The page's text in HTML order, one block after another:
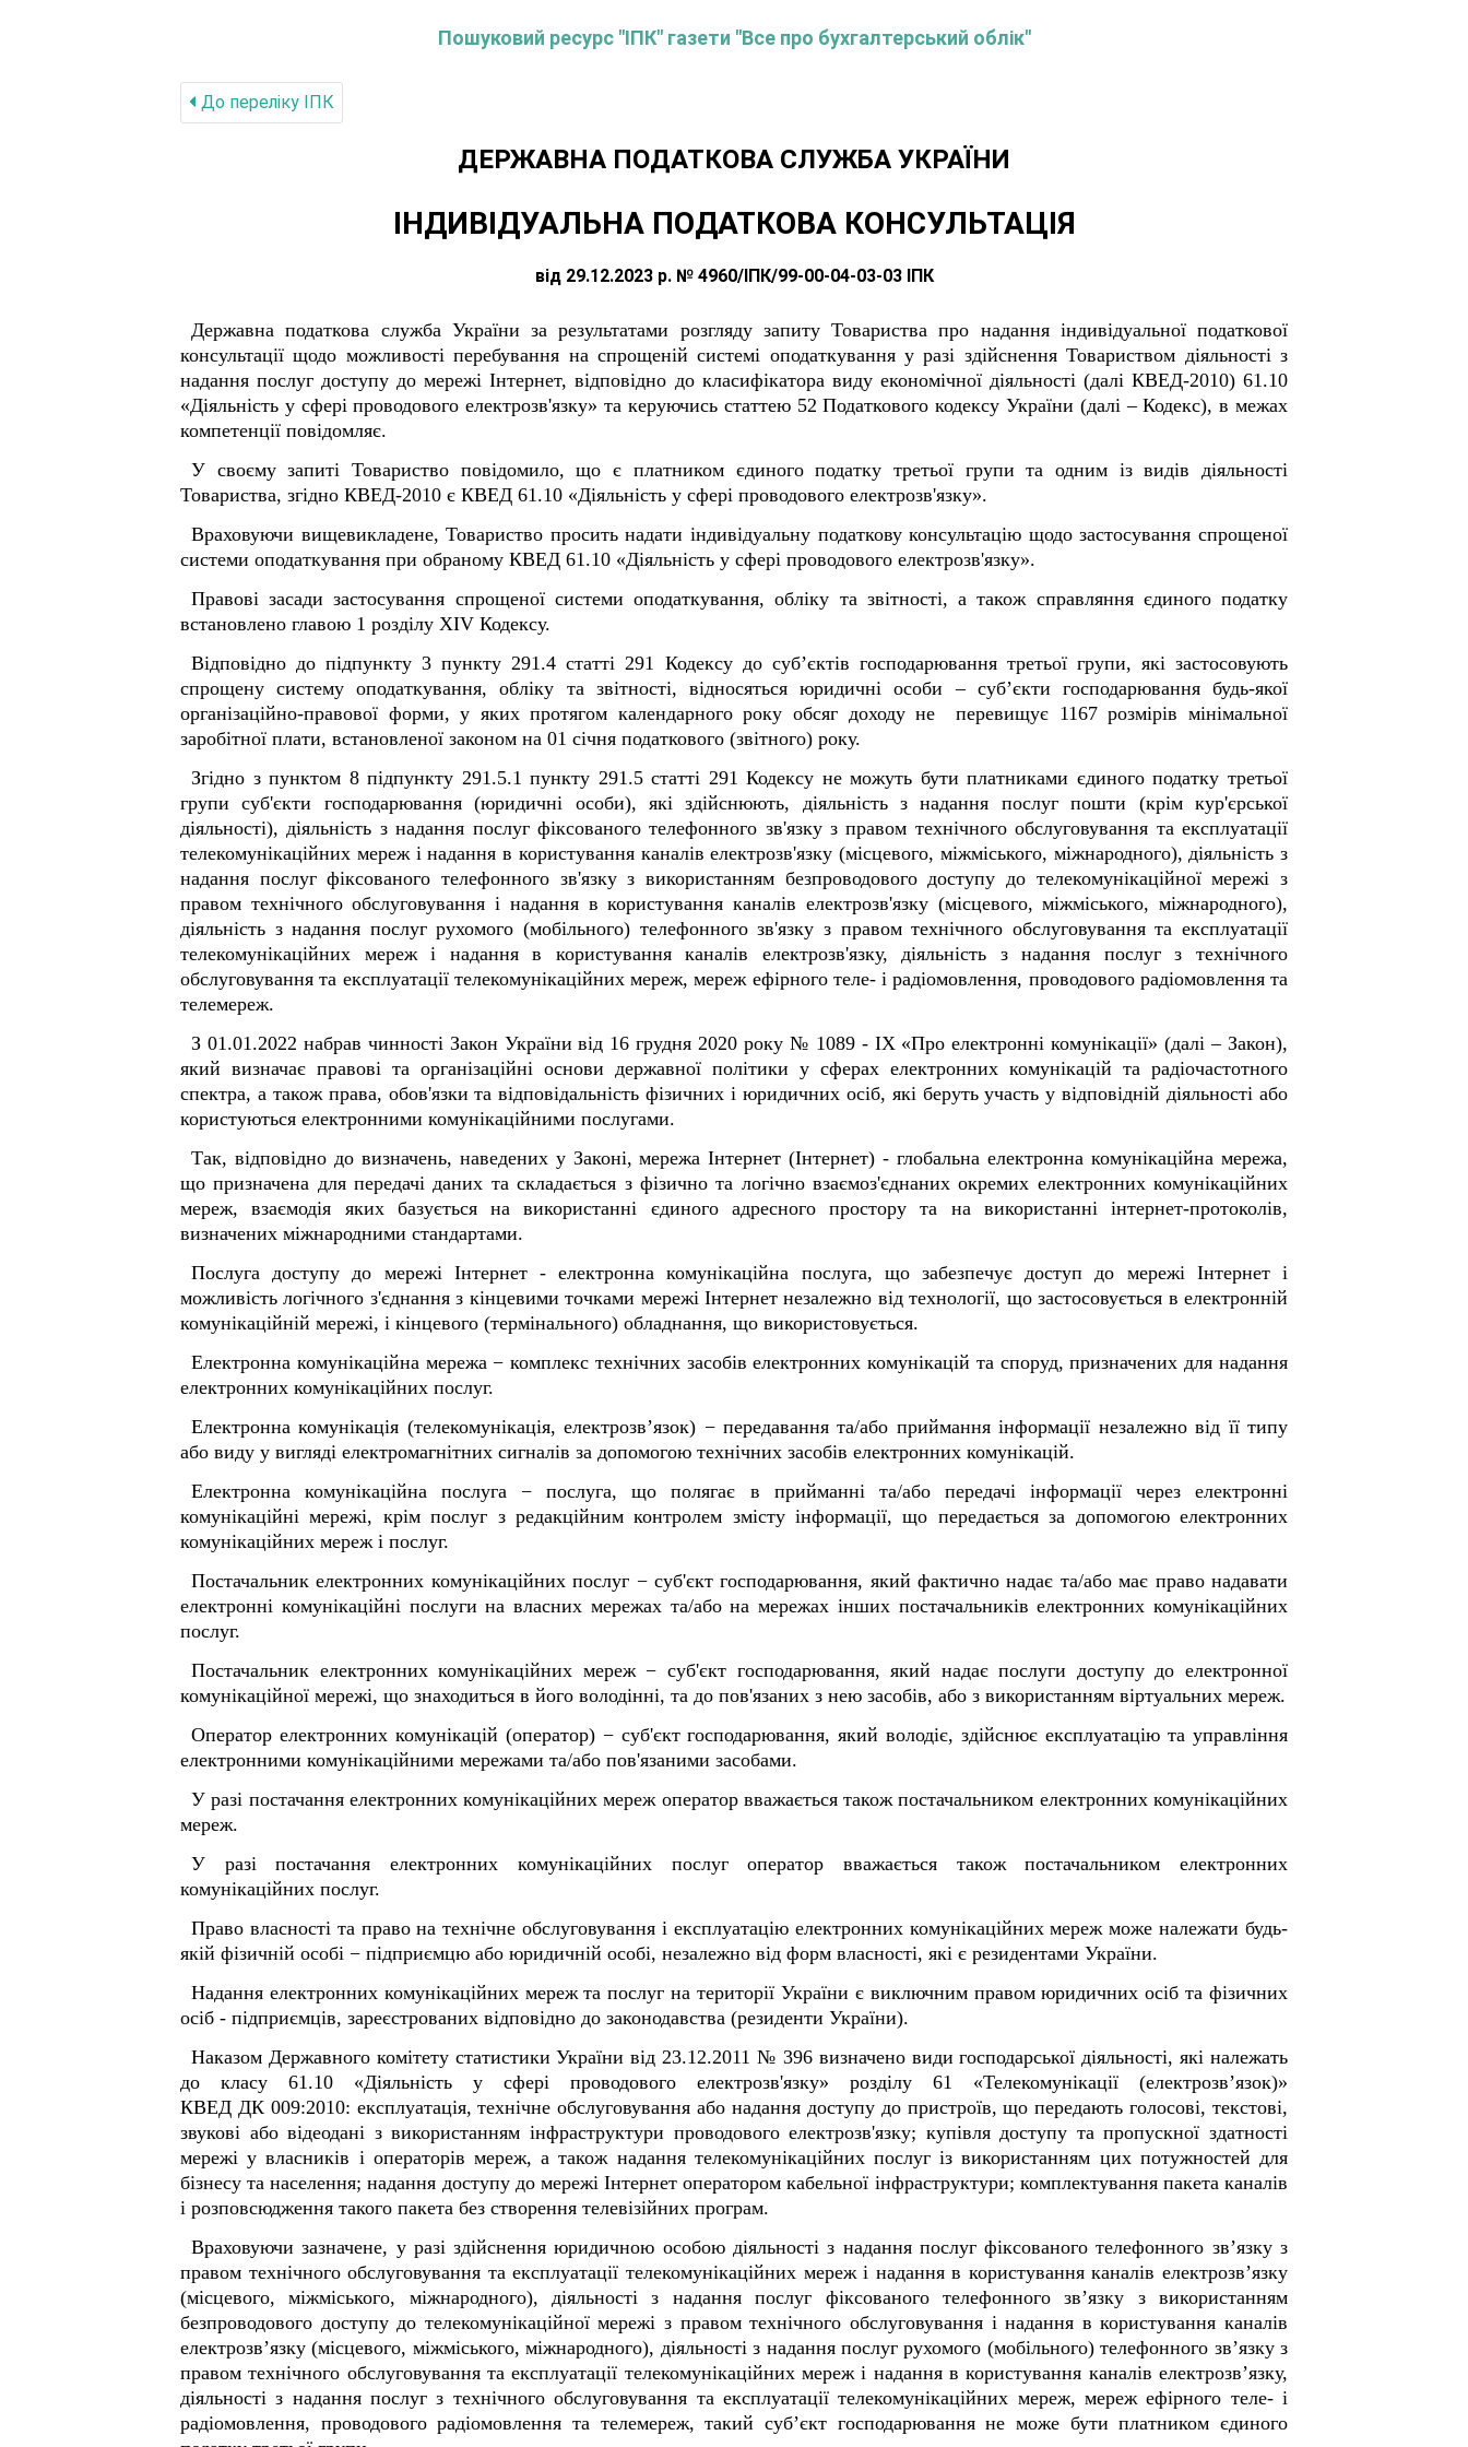
Пошуковий ресурс "ІПК" газети "Все про бухгалтерський облік"
До переліку IПК
ДЕРЖАВНА ПОДАТКОВА СЛУЖБА УКРАЇНИ
ІНДИВІДУАЛЬНА ПОДАТКОВА КОНСУЛЬТАЦІЯ
від 29.12.2023 р. № 4960/ІПК/99-00-04-03-03 ІПК
Державна податкова служба України за результатами розгляду запиту Товариства про надання індивідуальної податкової
консультації щодо можливості перебування на спрощеній системі оподаткування у разі здійснення Товариством діяльності з
надання послуг доступу до мережі Інтернет, відповідно до класифікатора виду економічної діяльності (далі КВЕД-2010) 61.10
«Діяльність у сфері проводового електрозв'язку» та керуючись статтею 52 Податкового кодексу України (далі – Кодекс), в межах
компетенції повідомляє.
У своєму запиті Товариство повідомило, що є платником єдиного податку третьої групи та одним із видів діяльності
Товариства, згідно КВЕД-2010 є КВЕД 61.10 «Діяльність у сфері проводового електрозв'язку».
Враховуючи вищевикладене, Товариство просить надати індивідуальну податкову консультацію щодо застосування спрощеної
системи оподаткування при обраному КВЕД 61.10 «Діяльність у сфері проводового електрозв'язку».
Правові засади застосування спрощеної системи оподаткування, обліку та звітності, а також справляння єдиного податку
встановлено главою 1 розділу XIV Кодексу.
Відповідно до підпункту 3 пункту 291.4 статті 291 Кодексу до суб’єктів господарювання третьої групи, які застосовують
спрощену систему оподаткування, обліку та звітності, відносяться юридичні особи – суб’єкти господарювання будь-якої
організаційно-правової форми, у яких протягом календарного року обсяг доходу не перевищує 1167 розмірів мінімальної
заробітної плати, встановленої законом на 01 січня податкового (звітного) року.
Згідно з пунктом 8 підпункту 291.5.1 пункту 291.5 статті 291 Кодексу не можуть бути платниками єдиного податку третьої
групи суб'єкти господарювання (юридичні особи), які здійснюють, діяльність з надання послуг пошти (крім кур'єрської
діяльності), діяльність з надання послуг фіксованого телефонного зв'язку з правом технічного обслуговування та експлуатації
телекомунікаційних мереж і надання в користування каналів електрозв'язку (місцевого, міжміського, міжнародного), діяльність з
надання послуг фіксованого телефонного зв'язку з використанням безпроводового доступу до телекомунікаційної мережі з
правом технічного обслуговування і надання в користування каналів електрозв'язку (місцевого, міжміського, міжнародного),
діяльність з надання послуг рухомого (мобільного) телефонного зв'язку з правом технічного обслуговування та експлуатації
телекомунікаційних мереж і надання в користування каналів електрозв'язку, діяльність з надання послуг з технічного
обслуговування та експлуатації телекомунікаційних мереж, мереж ефірного теле- і радіомовлення, проводового радіомовлення та
телемереж.
З 01.01.2022 набрав чинності Закон України від 16 грудня 2020 року № 1089 - IX «Про електронні комунікації» (далі ‒ Закон),
який визначає правові та організаційні основи державної політики у сферах електронних комунікацій та радіочастотного
спектра, а також права, обов'язки та відповідальність фізичних і юридичних осіб, які беруть участь у відповідній діяльності або
користуються електронними комунікаційними послугами.
Так, відповідно до визначень, наведених у Законі, мережа Інтернет (Інтернет) - глобальна електронна комунікаційна мережа,
що призначена для передачі даних та складається з фізично та логічно взаємоз'єднаних окремих електронних комунікаційних
мереж, взаємодія яких базується на використанні єдиного адресного простору та на використанні інтернет-протоколів,
визначених міжнародними стандартами.
Послуга доступу до мережі Інтернет - електронна комунікаційна послуга, що забезпечує доступ до мережі Інтернет і
можливість логічного з'єднання з кінцевими точками мережі Інтернет незалежно від технології, що застосовується в електронній
комунікаційній мережі, і кінцевого (термінального) обладнання, що використовується.
Електронна комунікаційна мережа − комплекс технічних засобів електронних комунікацій та споруд, призначених для надання
електронних комунікаційних послуг.
Електронна комунікація (телекомунікація, електрозв’язок) − передавання та/або приймання інформації незалежно від її типу
або виду у вигляді електромагнітних сигналів за допомогою технічних засобів електронних комунікацій.
Електронна комунікаційна послуга − послуга, що полягає в прийманні та/або передачі інформації через електронні
комунікаційні мережі, крім послуг з редакційним контролем змісту інформації, що передається за допомогою електронних
комунікаційних мереж і послуг.
Постачальник електронних комунікаційних послуг − суб'єкт господарювання, який фактично надає та/або має право надавати
електронні комунікаційні послуги на власних мережах та/або на мережах інших постачальників електронних комунікаційних
послуг.
Постачальник електронних комунікаційних мереж − суб'єкт господарювання, який надає послуги доступу до електронної
комунікаційної мережі, що знаходиться в його володінні, та до пов'язаних з нею засобів, або з використанням віртуальних мереж.
Оператор електронних комунікацій (оператор) − суб'єкт господарювання, який володіє, здійснює експлуатацію та управління
електронними комунікаційними мережами та/або пов'язаними засобами.
У разі постачання електронних комунікаційних мереж оператор вважається також постачальником електронних комунікаційних
мереж.
У разі постачання електронних комунікаційних послуг оператор вважається також постачальником електронних
комунікаційних послуг.
Право власності та право на технічне обслуговування і експлуатацію електронних комунікаційних мереж може належати будь-
якій фізичній особі − підприємцю або юридичній особі, незалежно від форм власності, які є резидентами України.
Надання електронних комунікаційних мереж та послуг на території України є виключним правом юридичних осіб та фізичних
осіб - підприємців, зареєстрованих відповідно до законодавства (резиденти України).
Наказом Державного комітету статистики України від 23.12.2011 № 396 визначено види господарської діяльності, які належать
до класу 61.10 «Діяльність у сфері проводового електрозв'язку» розділу 61 «Телекомунікації (електрозв’язок)»
КВЕД ДК 009:2010: експлуатація, технічне обслуговування або надання доступу до пристроїв, що передають голосові, текстові,
звукові або відеодані з використанням інфраструктури проводового електрозв'язку; купівля доступу та пропускної здатності
мережі у власників і операторів мереж, а також надання телекомунікаційних послуг із використанням цих потужностей для
бізнесу та населення; надання доступу до мережі Інтернет оператором кабельної інфраструктури; комплектування пакета каналів
і розповсюдження такого пакета без створення телевізійних програм.
Враховуючи зазначене, у разі здійснення юридичною особою діяльності з надання послуг фіксованого телефонного зв’язку з
правом технічного обслуговування та експлуатації телекомунікаційних мереж і надання в користування каналів електрозв’язку
(місцевого, міжміського, міжнародного), діяльності з надання послуг фіксованого телефонного зв’язку з використанням
безпроводового доступу до телекомунікаційної мережі з правом технічного обслуговування і надання в користування каналів
електрозв’язку (місцевого, міжміського, міжнародного), діяльності з надання послуг рухомого (мобільного) телефонного зв’язку з
правом технічного обслуговування та експлуатації телекомунікаційних мереж і надання в користування каналів електрозв’язку,
діяльності з надання послуг з технічного обслуговування та експлуатації телекомунікаційних мереж, мереж ефірного теле- і
радіомовлення, проводового радіомовлення та телемереж, такий суб’єкт господарювання не може бути платником єдиного